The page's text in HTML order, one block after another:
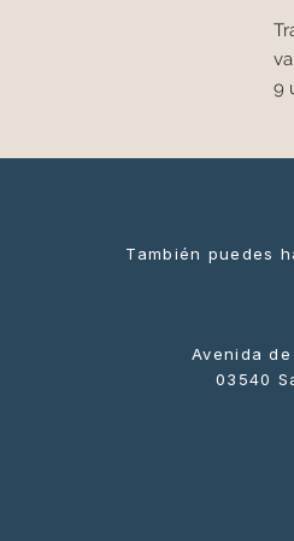
9
También puedes
Avenida
03540